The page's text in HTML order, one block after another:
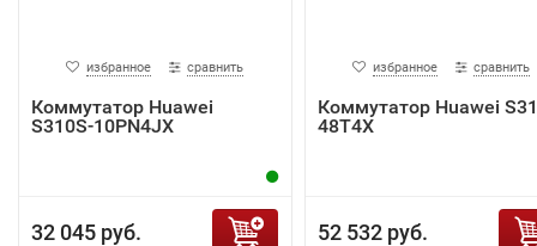
избранное сравнить
Коммутатор Huawei
S310S-10PN4JX
32 045 руб.
избранное сравнить
Коммутатор Huawei
48T4X
52 532 руб.